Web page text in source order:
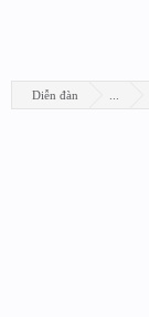
Diễn đàn